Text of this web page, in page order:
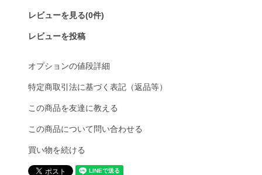
レビューを見る(0件)
レビューを投稿
オプションの値段詳細
特定商取引法に基づく表記（返品等）
この商品を友達に教える
この商品について問い合わせる
買い物を続ける